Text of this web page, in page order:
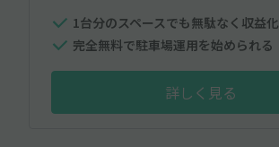
1台分のスペースでも無駄なく収益化
完全無料で駐車場運用を始められる
詳しく見る